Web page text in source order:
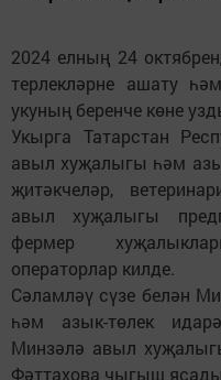
2024 елның 24
терлекләрне ашату
укуның беренче көне
Укырга Татарстан
авыл хуҗалыгы һәм
җитәкчеләр,
авыл хуҗалыгы
фермер
операторлар килде.
Сәламләү сүзе белән
һәм азык-төлек
Минзәлә авыл
Фәттахова чыгыш